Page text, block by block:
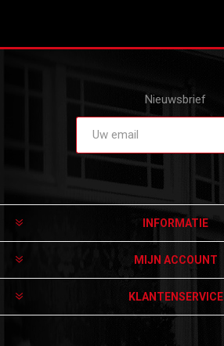
Nieuwsbrief
INFORMATIE
MIJN ACCOUNT
KLANTENSERVICE